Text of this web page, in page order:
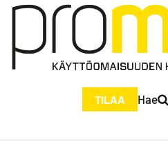
TILAA Hae